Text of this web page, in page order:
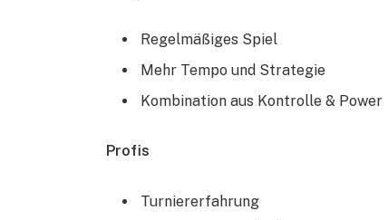
Regelmäßiges Spiel
Mehr Tempo und Strategie
Kombination aus Kontrolle & Power
Profis
Turniererfahrung